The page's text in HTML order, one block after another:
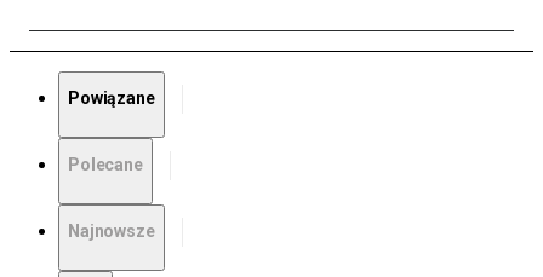
Powiązane
Polecane
Najnowsze